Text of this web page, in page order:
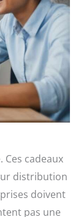
Ces cadeaux
distribution
doivent
pas une